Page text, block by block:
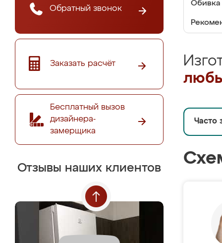
Обратный звонок
Заказать расчёт
Бесплатный вызов
дизайнера-
замерщика
Отзывы наших клиентов
Обивка
Часто